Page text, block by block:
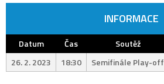
INFORMACE
Datum Čas Soutěž
26. 2. 2023
18:30 Semifinále Play-off